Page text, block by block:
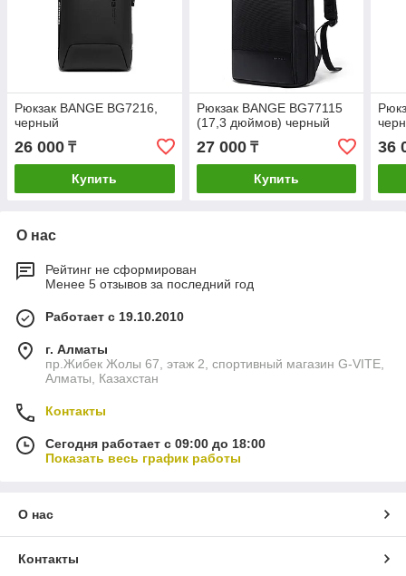
Рюкзак BANGE BG7216,
черный
26 000 ₸
Купить
Рюкзак BANGE BG77115
(17,3 дюймов) черный
27 000₸
Купить
36
О нас
Рейтинг не сформирован
Менее 5 отзывов за последний год
Работает с 19.10.2010
г. Алматы
пр.Жибек Жолы 67, этаж 2, спортивный магазин G-VITE,
Алматы, Казахстан
Контакты
Сегодня работает с 09:00 до 18:00
Показать весь график работы
О нас
Контакты